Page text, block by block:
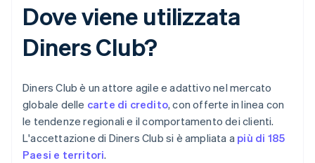
Dove viene utilizzata
Diners Club?
Diners Club è un attore agile e adattivo nel mercato
globale delle carte di credito, con offerte in linea con
le tendenze regionali e il comportamento dei clienti.
L'accettazione di Diners Club si è ampliata a più di 185
Paesi e territori.